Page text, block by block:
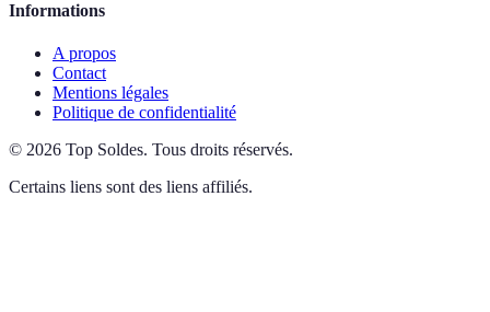
Informations
A propos
Contact
Mentions légales
Politique de confidentialité
© 2026 Top Soldes. Tous droits réservés.
Certains liens sont des liens affiliés.